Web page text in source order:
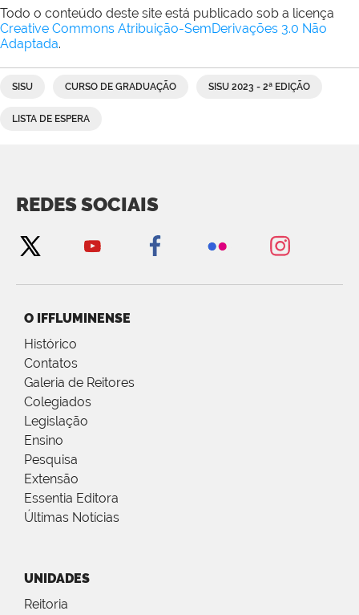
Todo o conteúdo deste site está publicado sob a licença
Creative Commons Atribuição-SemDerivações 3.0 Não
Adaptada.
SISU CURSO DE GRADUAÇÃO SISU 2023 - 2ª EDIÇÃO
LISTA DE ESPERA
REDES SOCIAIS
O IFFLUMINENSE
Histórico
Contatos
Galeria de Reitores
Colegiados
Legislação
Ensino
Pesquisa
Extensão
Essentia Editora
Últimas Notícias
UNIDADES
Reitoria